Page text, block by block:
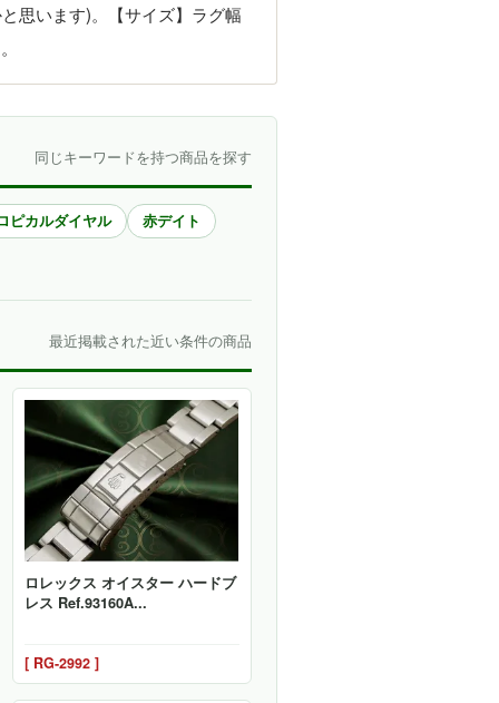
思います)。【サイズ】ラグ幅
同じキーワードを持つ商品を探す
ピカルダイヤル 赤デイト
最近掲載された近い条件の商品
ロレックス オイスター ハードブ
レス Ref.93160A...
[ RG-2992 ]